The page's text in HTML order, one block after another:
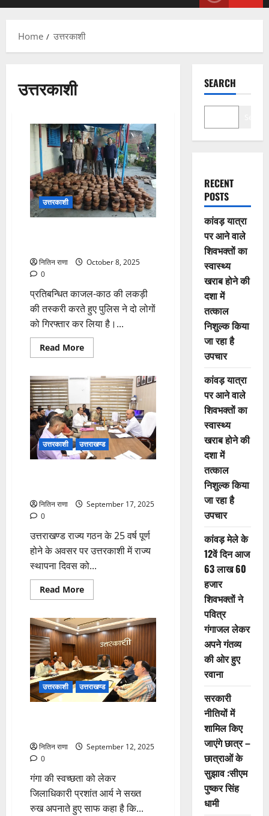
Home उत्तरकाशी
उत्तरकाशी
उत्तरकाशी
नितिन राणा
October 8, 2025
0
प्रतिबन्धित काजल-काठ की लकड़ी
की तस्करी करते हुए पुलिस ने दो लोगों
को गिरफ्तार कर लिया है।...
Read MoreRead
more
काठ:
औषधीय
धार्मिक
महत्व
वाली
दुर्लभ
लकड़ी
उत्तरकाशी उत्तराखण्ड
नितिन राणा
September 17, 2025
0
उत्तराखण्ड राज्य गठन के 25 वर्ष पूर्ण
होने के अवसर पर उत्तरकाशी में राज्य
स्थापना दिवस को...
Read MoreRead
more
जयंती
समारोह
में
जनभागीदारी
उत्तरकाशी
को
मिलेगी
नई
पहचान
उत्तरकाशी उत्तराखण्ड
नितिन राणा
September 12, 2025
0
गंगा की स्वच्छता को लेकर
जिलाधिकारी प्रशांत आर्य ने सख्त
रुख अपनाते हुए साफ कहा है कि...
SEARCH
RECENT
POSTS
कांवड़ यात्रा
पर आने वाले
शिवभक्तों का
स्वास्थ्य
खराब होने की
दशा में
तत्काल
निशुल्क किया
जा रहा है
उपचार
कांवड़ यात्रा
पर आने वाले
शिवभक्तों का
स्वास्थ्य
खराब होने की
दशा में
तत्काल
निशुल्क किया
जा रहा है
उपचार
कांवड़ मेले के
12वें दिन आज
63 लाख 60
हजार
शिवभक्तों ने
पवित्र
गंगाजल लेकर
अपने गंतव्य
की ओर हुए
रवाना
सरकारी
नीतियों में
शामिल किए
जाएंगे छात्र –
छात्राओं के
सुझाव :सीएम
पुष्कर सिंह
धामी